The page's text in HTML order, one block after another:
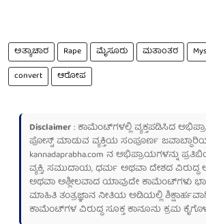
ಅತ್ಯಾಚಾರ Rape ಮೈಸೂರು ಮತಾಂತರ
convert
ಆರೋಪ
Disclaimer: ಕಾಮೆಂಟ್‌ಗಳಲ್ಲಿ ವ್ಯಕ್ತಪಡಿಸಿದ
ಪೋಸ್ಟ್ ಮಾಡುವ ವ್ಯಕ್ತಿಯ ಸಂಪೂರ್ಣ
kannadaprabha.com ನ ಅಭಿಪ್ರಾಯಗಳನ್ನು
ವ್ಯಕ್ತಿ, ಸಮುದಾಯ, ಧರ್ಮ ಅಥವಾ ದೇಶದ ವಿರುದ್ಧ
ಅಥವಾ ಅಶ್ಲೀಲವಾದ ಯಾವುದೇ ಕಾಮೆಂಟ್‌ಗಳು
ಮಾಹಿತಿ ತಂತ್ರಜ್ಞಾನ ನೀತಿಯ ಅಡಿಯಲ್ಲಿ
ಕಾಮೆಂಟ್‌ಗಳ ವಿರುದ್ಧ ಸೂಕ್ತ ಕಾನೂನು ಕ್ರಮ